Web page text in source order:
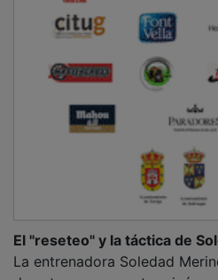
La entrenadora Soledad
de este grupo que terminó